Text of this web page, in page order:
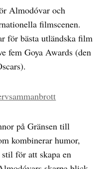
Almodóvar och
filmscenen.
för bästa utländska film
fem Goya Awards (den
på Gränsen till
kombinerar humor,
för att skapa en